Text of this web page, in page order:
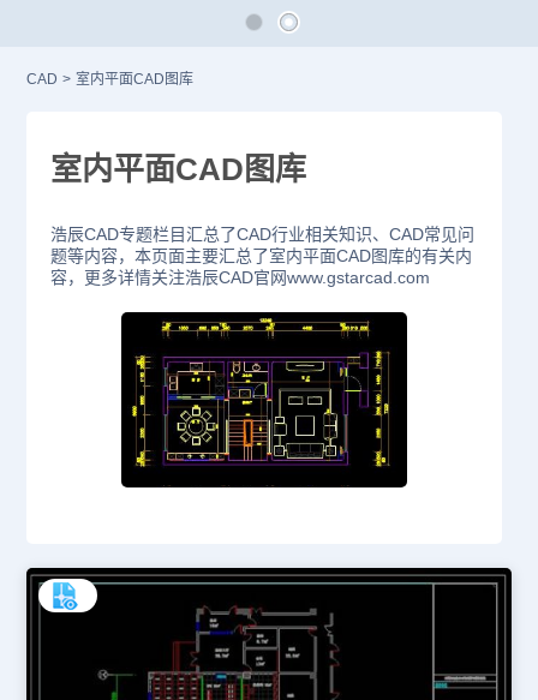
CAD > 室内平面CAD图库
室内平面CAD图库
浩辰CAD专题栏目汇总了CAD行业相关知识、CAD常见问
题等内容，本页面主要汇总了室内平面CAD图库的有关内
容，更多详情关注浩辰CAD官网www.gstarcad.com